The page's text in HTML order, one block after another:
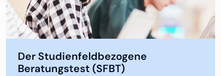
Der Studienfeldbezogene
Beratungstest (SFBT)